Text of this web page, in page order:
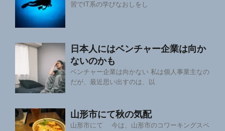
習でIT系の学びなおしをし
日本人にはベンチャー企業は向か
ないのかも
ベンチャー企業は向かない 私は個人事業主なの
だが、最近思い出すのは、以
山形市にて秋の気配
山形市にて 今は、山形市のコワーキングスペ